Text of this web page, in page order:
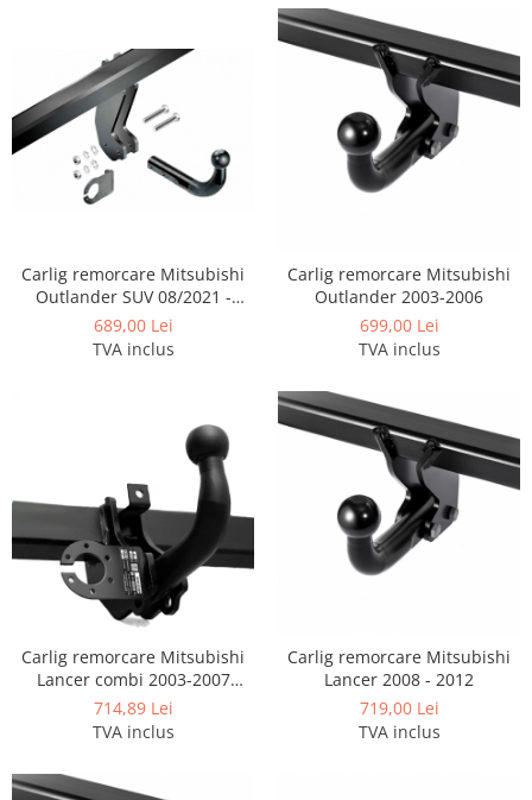
Carlige Mitsubishi
Carlige Nissan
Carlige Omoda
Carlige Opel
Carlige Peugeot
Carlige Polestar
Carlige Porsche
Carlige Renault
Carlige Subaru
Carlige Suzuki
Carlige Tesla
Carlige Toyota
Carlige Volvo
Carlige Xpeng
Carlige Xpeng G9
Carlig remorcare Mitsubishi
Outlander SUV 08/2021 -
prezent
689,00 Lei
TVA inclus
Carlig remorcare Mitsubishi
Outlander 2003-2006
699,00 Lei
TVA inclus
Carlig remorcare Mitsubishi
Lancer combi 2003-2007
marca Autohak
714,89 Lei
TVA inclus
Carlig remorcare Mitsubishi
Lancer 2008 - 2012
719,00 Lei
TVA inclus